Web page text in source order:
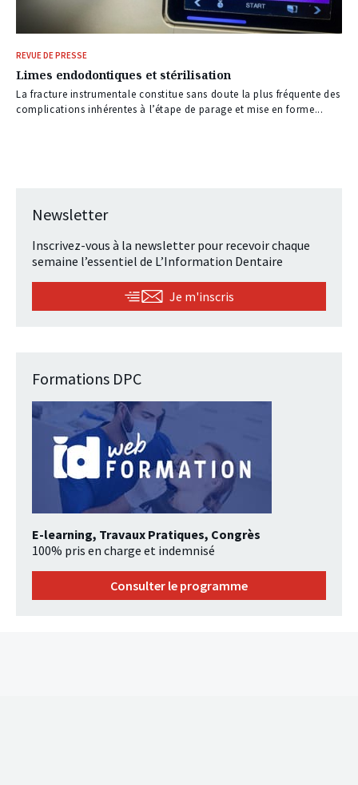
REVUE DE PRESSE
Limes endodontiques et stérilisation
La fracture instrumentale constitue sans doute la plus fréquente des
complications inhérentes à l’étape de parage et mise en forme...
Newsletter
Inscrivez-vous à la newsletter pour recevoir chaque
semaine l’essentiel de L’Information Dentaire
Je m'inscris
Formations DPC
E-learning, Travaux Pratiques, Congrès
100% pris en charge et indemnisé
Consulter le programme